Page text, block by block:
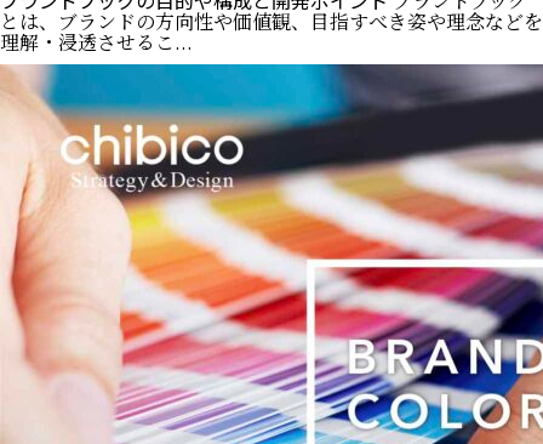
とは、ブランドの方向性や価値観、目指すべき姿や理念などを
理解・浸透させるこ...